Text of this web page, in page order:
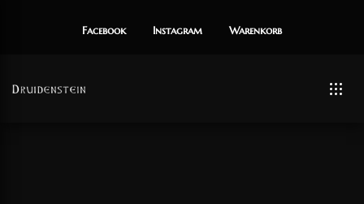
Facebook Instagram Warenkorb